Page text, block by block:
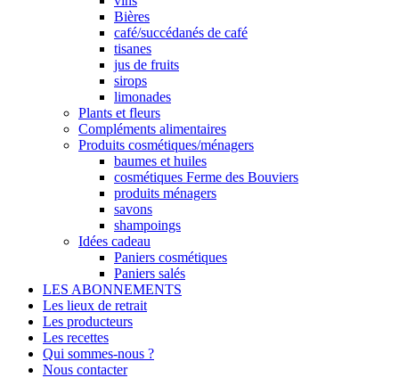
Bières
café/succédanés de café
tisanes
jus de fruits
sirops
limonades
Plants et fleurs
Compléments alimentaires
Produits cosmétiques/ménagers
baumes et huiles
cosmétiques Ferme des Bouviers
produits ménagers
savons
shampoings
Idées cadeau
Paniers cosmétiques
Paniers salés
LES ABONNEMENTS
Les lieux de retrait
Les producteurs
Les recettes
Qui sommes-nous ?
Nous contacter